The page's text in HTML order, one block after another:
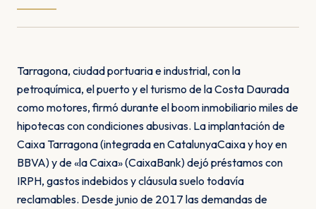
Tarragona, ciudad portuaria e industrial, con la
petroquímica, el puerto y el turismo de la Costa Daurada
como motores, firmó durante el boom inmobiliario miles de
hipotecas con condiciones abusivas. La implantación de
Caixa Tarragona (integrada en CatalunyaCaixa y hoy en
BBVA) y de «la Caixa» (CaixaBank) dejó préstamos con
IRPH, gastos indebidos y cláusula suelo todavía
reclamables. Desde junio de 2017 las demandas de